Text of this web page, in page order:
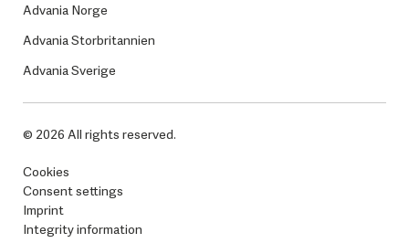
Advania Norge
Advania Storbritannien
Advania Sverige
© 2026 All rights reserved.
Cookies
Consent settings
Imprint
Integrity information